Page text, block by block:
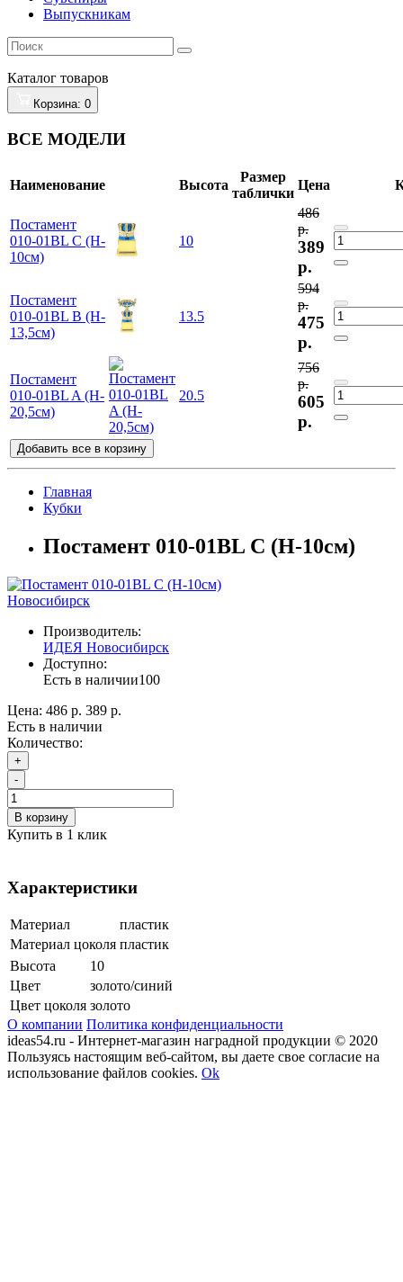
Выпускникам
Каталог товаров
Корзина: 0
ВСЕ МОДЕЛИ
Наименование Высота
Размер
таблички
Цена
Постамент
010-01BL C (H-
10см)
10
486
р.
389
р.
Постамент
010-01BL B (H-
13,5см)
13.5
594
р.
475
р.
Постамент
010-01BL A (H-
20,5см)
20.5
756
р.
605
р.
Добавить все в корзину
Главная
Кубки
Постамент 010-01BL C (H-10см)
Новосибирск
Производитель:
ИДЕЯ Новосибирск
Доступно:
Есть в наличии100
Цена: 486 р. 389 р.
Есть в наличии
Количество:
+
-
В корзину
Купить в 1 клик
Характеристики
Материал
пластик
Материал цоколя пластик
Высота
10
Цвет
золото/синий
Цвет цоколя золото
О компании Политика конфиденциальности
ideas54.ru - Интернет-магазин наградной продукции © 2020
Пользуясь настоящим веб-сайтом, вы даете свое согласие на
использование файлов cookies. Ok